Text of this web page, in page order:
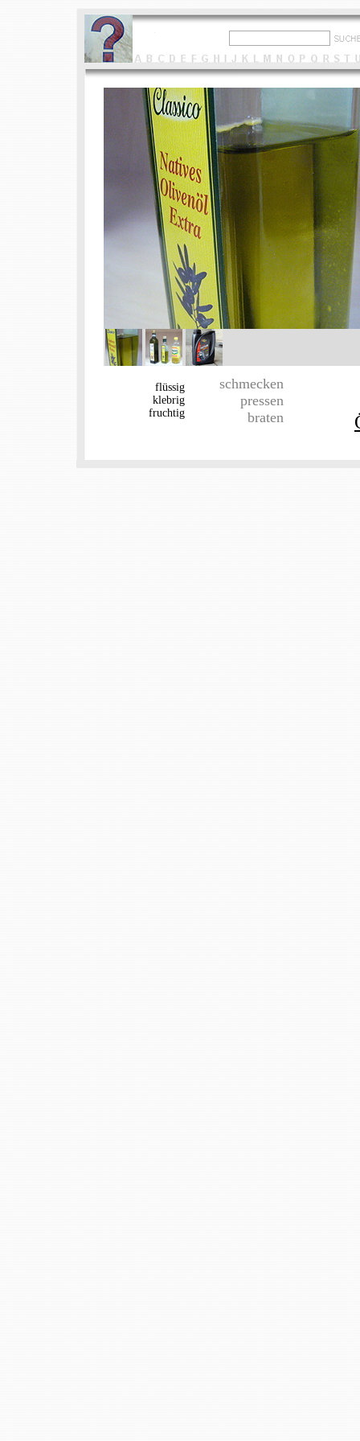
flüssig
klebrig
fruchtig
schmecken
pressen
braten